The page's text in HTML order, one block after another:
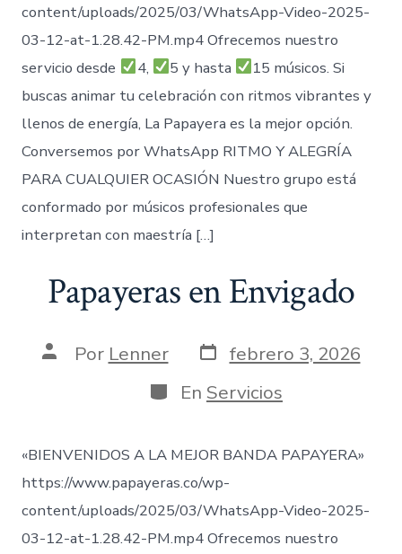
content/uploads/2025/03/WhatsApp-Video-2025-
03-12-at-1.28.42-PM.mp4 Ofrecemos nuestro
servicio desde
4, 5 y hasta
15 músicos. Si
buscas animar tu celebración con ritmos vibrantes y
llenos de energía, La Papayera es la mejor opción.
Conversemos por WhatsApp RITMO Y ALEGRÍA
PARA CUALQUIER OCASIÓN Nuestro grupo está
conformado por músicos profesionales que
interpretan con maestría […]
Papayeras en Envigado
AutorPor Lenner Fecha
de
publicación
febrero 3, 2026
Categorías
En Servicios
«BIENVENIDOS A LA MEJOR BANDA PAPAYERA»
https://www.papayeras.co/wp-
content/uploads/2025/03/WhatsApp-Video-2025-
03-12-at-1.28.42-PM.mp4 Ofrecemos nuestro